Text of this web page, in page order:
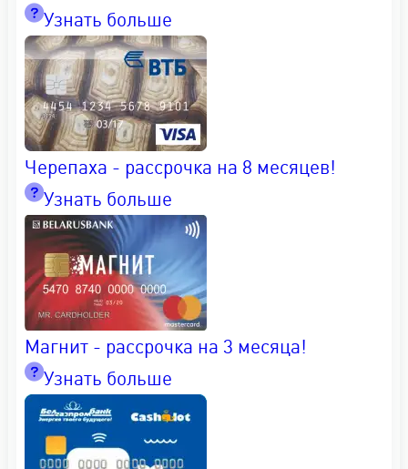
Узнать больше
Черепаха - рассрочка на 8 месяцев!
Узнать больше
Магнит - рассрочка на 3 месяца!
Узнать больше